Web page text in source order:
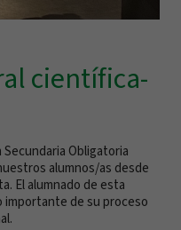
científica-
Obligatoria
alumnos/as desde
El alumnado de esta
de su proceso